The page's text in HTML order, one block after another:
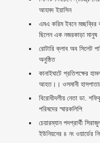
আহমদ ইয়াসিন
এমএ করিম ইবনে মচ্ছব্বির
ছিলেন এক নজরকাড়া মানুষ ‎
রোটারি ক্লাব অব সিলেট
অনুষ্ঠিত
কানাইঘাটে প্রতিপক্ষের
আহত।। ওসমানী
বিরোধীদলীয় নেতা ডা.
পরিষদের স্মারকলিপি ‎
চেয়ারম্যান পদপ্রার্থী
ইউনিয়নের ৪ নং ওয়ার্ডের